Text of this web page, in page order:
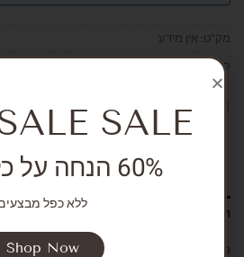
מק"ט: אין מידע
קטגוריה:
תיאור
מידע נוסף
SALE
60% הנחה על כל האתר
ללא כפל
Shop Now